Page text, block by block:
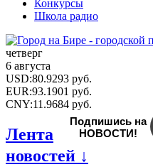
Конкурсы
Школа радио
четверг
6 августа
USD:80.9293 руб.
EUR:93.1901 руб.
CNY:11.9684 руб.
Подпишись на
НОВОСТИ!
Лента
новостей ↓